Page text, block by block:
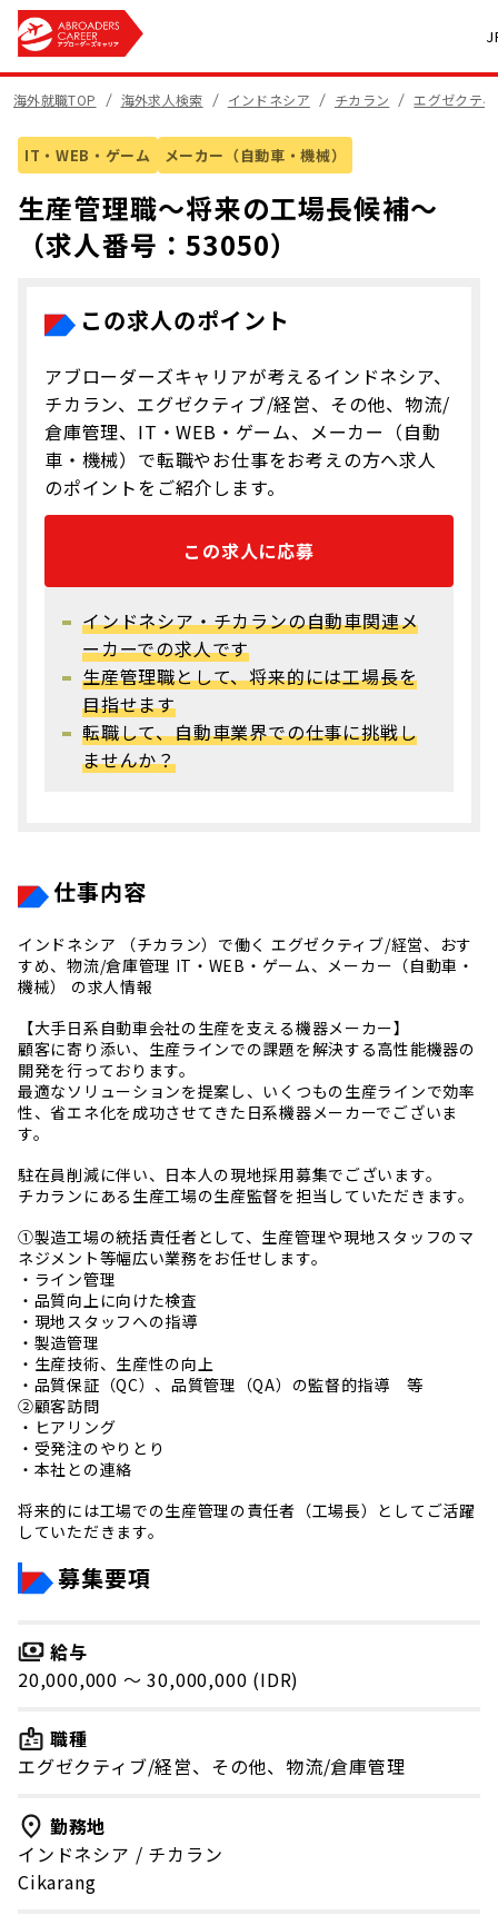
海外就職TOP 海外求人検索 インドネシア チカラン エグゼクテ
IT・WEB・ゲーム メーカー（自動車・機械）
生産管理職〜将来の工場長候補〜
（求人番号：53050）
この求人のポイント
アブローダーズキャリアが考えるインドネシア、
チカラン、エグゼクティブ/経営、その他、物流/
倉庫管理、IT・WEB・ゲーム、メーカー（自動
車・機械）で転職やお仕事をお考えの方へ求人
のポイントをご紹介します。
この求人に応募
インドネシア・チカランの自動車関連メ
ーカーでの求人です
生産管理職として、将来的には工場長を
目指せます
転職して、自動車業界での仕事に挑戦し
ませんか？
仕事内容
インドネシア （チカラン）で働く エグゼクティブ/経営、おす
すめ、物流/倉庫管理 IT・WEB・ゲーム、メーカー（自動車・
機械） の求人情報
【大手日系自動車会社の生産を支える機器メーカー】
顧客に寄り添い、生産ラインでの課題を解決する高性能機器の
開発を行っております。
最適なソリューションを提案し、いくつもの生産ラインで効率
性、省エネ化を成功させてきた日系機器メーカーでございま
す。
駐在員削減に伴い、日本人の現地採用募集でございます。
チカランにある生産工場の生産監督を担当していただきます。
①製造工場の統括責任者として、生産管理や現地スタッフのマ
ネジメント等幅広い業務をお任せします。
・ライン管理
・品質向上に向けた検査
・現地スタッフへの指導
・製造管理
・生産技術、生産性の向上
・品質保証（QC）、品質管理（QA）の監督的指導 等
②顧客訪問
・ヒアリング
・受発注のやりとり
・本社との連絡
将来的には工場での生産管理の責任者（工場長）としてご活躍
していただきます。
募集要項
給与
20,000,000 〜 30,000,000 (IDR)
職種
エグゼクティブ/経営、その他、物流/倉庫管理
勤務地
インドネシア / チカラン
Cikarang